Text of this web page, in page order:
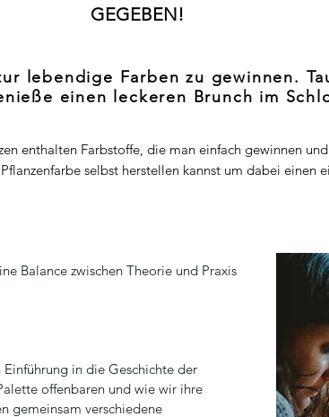
GEGEBEN!
lebendige Farben zu gewinnen.
einen leckeren Brunch im
enthalten Farbstoffe, die man einfach gewinnen
selbst herstellen kannst um dabei einen
Balance zwischen Theorie und Praxis
in die Geschichte der
offenbaren und wie wir ihre
gemeinsam verschiedene